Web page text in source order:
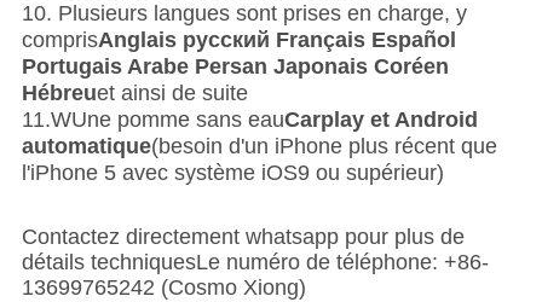
10. Plusieurs langues sont prises en charge, y
comprisAnglais русский Français Español
Portugais Arabe Persan Japonais Coréen
Hébreuet ainsi de suite
11.WUne pomme sans eauCarplay et Android
automatique(besoin d'un iPhone plus récent que
l'iPhone 5 avec système iOS9 ou supérieur)
Contactez directement whatsapp pour plus de
détails techniquesLe numéro de téléphone: +86-
13699765242 (Cosmo Xiong)